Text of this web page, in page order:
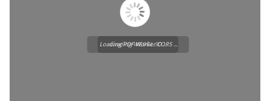
Loading WEBGL 3D ...
Loading PDF Worker CORS ...